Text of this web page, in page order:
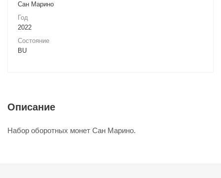
Сан Марино
Год
2022
Состояние
BU
Описание
Набор оборотных монет Сан Марино.